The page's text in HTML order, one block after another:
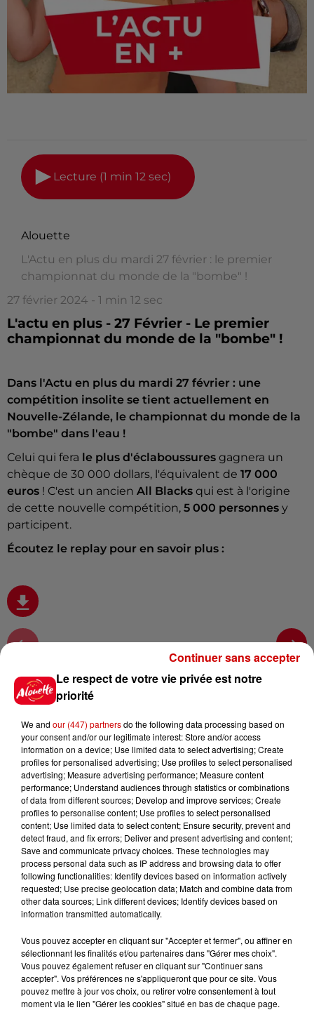
Lecture (1 min 12 sec)
Alouette
L'Actu en plus du mardi 27 février : le premier
championnat du monde de la "bombe" !
27 février 2024 - 1 min 12 sec
L'actu en plus - 27 Février - Le premier
championnat du monde de la "bombe" !
Dans l'Actu en plus du mardi 27 février : une
compétition insolite se tient actuellement en
Nouvelle-Zélande, le championnat du monde de la
"bombe" dans l'eau !
Celui qui fera le plus d'éclaboussures gagnera un
chèque de 30 000 dollars, l'équivalent de 17 000
euros ! C'est un ancien All Blacks qui est à l'origine
de cette nouvelle compétition, 5 000 personnes y
participent.
Écoutez le replay pour en savoir plus :
Deux-Sèvres : grave accident
entre une voiture et un minibus
5 août 2026
Violences conjugales : le chef
Jean Imbert (Top Chef) rattrapé
par...
5 août 2026
"Attention au démarchage
abusif" : la préfecture de la
Gironde...
5 août 2026
À LA UNE : incendie à La
Le respect de votre vie privée est notre
priorité
We and our (447) partnersdo the following data processing based on
your consent and/or our legitimate interest: Store and/or access
information on a device; Use limited data to select advertising; Create
profiles for personalised advertising; Use profiles to select personalised
advertising; Measure advertising performance; Measure content
performance; Understand audiences through statistics or combinations
of data from different sources; Develop and improve services; Create
profiles to personalise content; Use profiles to select personalised
content; Use limited data to select content; Ensure security, prevent and
detect fraud, and fix errors; Deliver and present advertising and content;
Save and communicate privacy choices. These technologies may
process personal data such as IP address and browsing data to offer
following functionalities: Identify devices based on information actively
requested; Use precise geolocation data; Match and combine data from
other data sources; Link different devices; Identify devices based on
information transmitted automatically.
Vous pouvez accepter en cliquant sur "Accepter et fermer", ou affiner en
sélectionnant les finalités et/ou partenaires dans "Gérer mes choix".
Vous pouvez également refuser en cliquant sur "Continuer sans
accepter". Vos préférences ne s'appliqueront que pour ce site. Vous
pouvez mettre à jour vos choix, ou retirer votre consentement à tout
moment via le lien "Gérer les cookies" situé en bas de chaque page.
Continuer sans accepter